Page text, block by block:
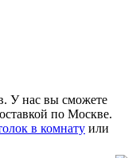
У нас вы сможете
по Москве.
в комнату или